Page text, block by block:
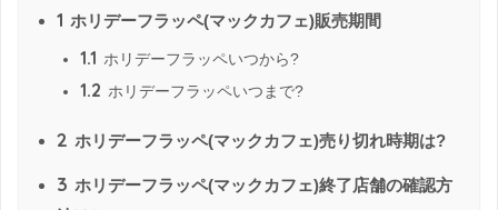
1 ホリデーフラッペ(マックカフェ)販売期間
1.1 ホリデーフラッペいつから?
1.2 ホリデーフラッペいつまで?
2 ホリデーフラッペ(マックカフェ)売り切れ時期は?
3 ホリデーフラッペ(マックカフェ)終了店舗の確認方